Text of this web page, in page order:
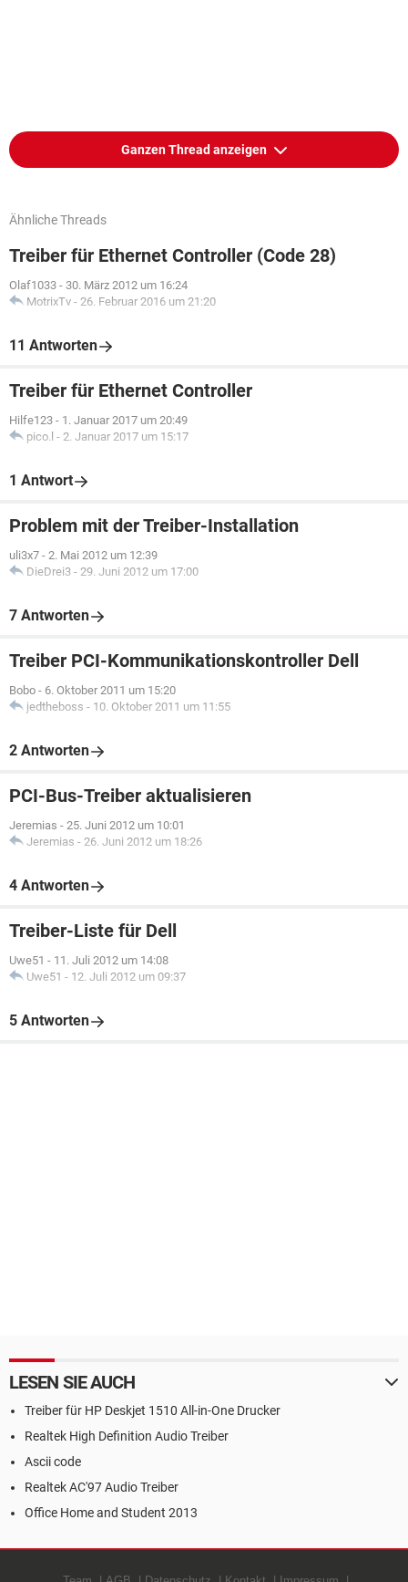
Ganzen Thread anzeigen
Ähnliche Threads
Treiber für Ethernet Controller (Code 28)
Olaf1033 - 30. März 2012 um 16:24
MotrixTv - 26. Februar 2016 um 21:20
11 Antworten
Treiber für Ethernet Controller
Hilfe123 - 1. Januar 2017 um 20:49
pico.l - 2. Januar 2017 um 15:17
1 Antwort
Problem mit der Treiber-Installation
uli3x7 - 2. Mai 2012 um 12:39
DieDrei3 - 29. Juni 2012 um 17:00
7 Antworten
Treiber PCI-Kommunikationskontroller Dell
Bobo - 6. Oktober 2011 um 15:20
jedtheboss - 10. Oktober 2011 um 11:55
2 Antworten
PCI-Bus-Treiber aktualisieren
Jeremias - 25. Juni 2012 um 10:01
Jeremias - 26. Juni 2012 um 18:26
4 Antworten
Treiber-Liste für Dell
Uwe51 - 11. Juli 2012 um 14:08
Uwe51 - 12. Juli 2012 um 09:37
5 Antworten
LESEN SIE AUCH
Treiber für HP Deskjet 1510 All-in-One Drucker
Realtek High Definition Audio Treiber
Ascii code
Realtek AC'97 Audio Treiber
Office Home and Student 2013